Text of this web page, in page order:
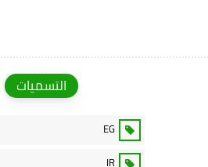
التسميات
EG
IR